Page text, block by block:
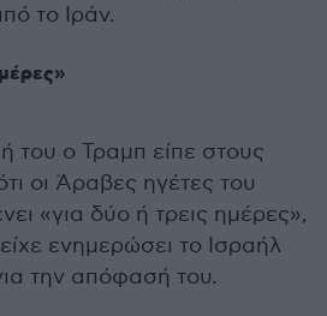
το Ιράν.
του ο Τραμπ είπε στους
οι Άραβες ηγέτες του
«για δύο ή τρεις ημέρες»,
ενημερώσει το Ισραήλ
την απόφασή του.